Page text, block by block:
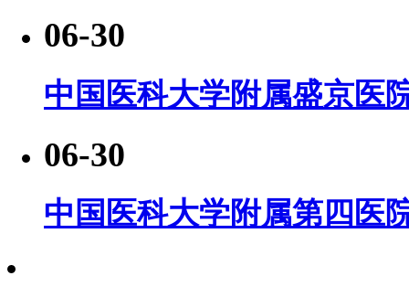
06-30
中国医科大学附属盛京医
06-30
中国医科大学附属第四医